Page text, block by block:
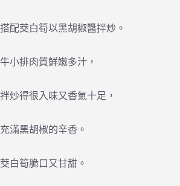
搭配茭白筍以黑胡椒醬拌炒。
牛小排肉質鮮嫩多汁，
拌炒得很入味又香氣十足，
充滿黑胡椒的辛香。
茭白筍脆口又甘甜。